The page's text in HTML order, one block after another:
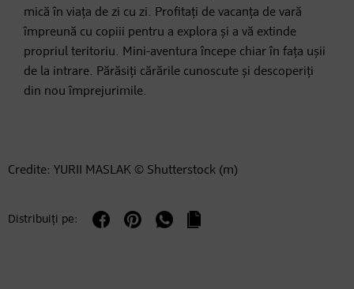
mică în viața de zi cu zi. Profitați de vacanța de vară
împreună cu copiii pentru a explora și a vă extinde
propriul teritoriu. Mini-aventura începe chiar în fața ușii
de la intrare. Părăsiți cărările cunoscute și descoperiți
din nou împrejurimile.
Credite: YURII MASLAK © Shutterstock (m)
Distribuiți pe: